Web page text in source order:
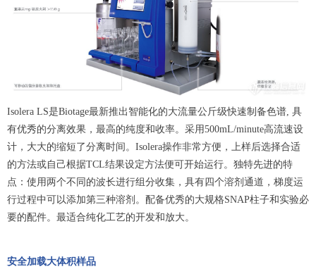
Isolera LS是Biotage最新推出智能化的大流量公斤级快速制备色谱, 具
有优秀的分离效果，最高的纯度和收率。采用500mL/minute高流速设
计，大大的缩短了分离时间。Isolera操作非常方便，上样后选择合适
的方法或自己根据TCL结果设定方法便可开始运行。独特先进的特
点：使用两个不同的波长进行组分收集，具有四个溶剂通道，梯度运
行过程中可以添加第三种溶剂。配备优秀的大规格SNAP柱子和实验必
要的配件。最适合纯化工艺的开发和放大。
安全加载大体积样品